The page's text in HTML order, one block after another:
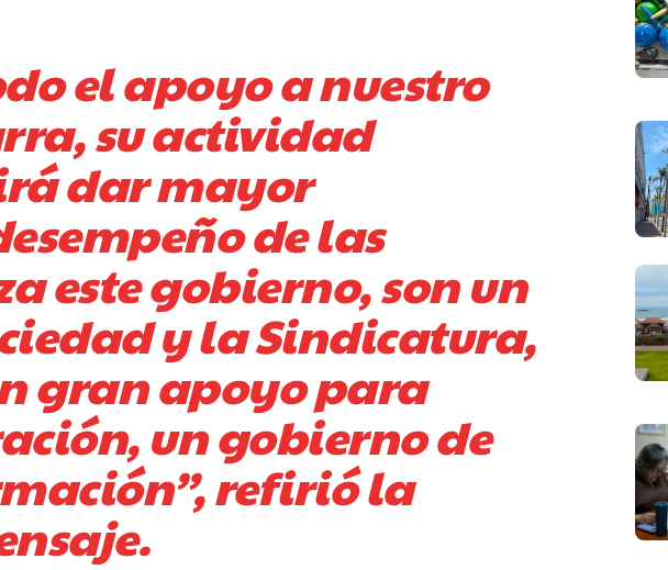
el apoyo a nuestro
su actividad
dar mayor
de las
este gobierno, son un
y la Sindicatura,
gran apoyo para
un gobierno de
refirió la